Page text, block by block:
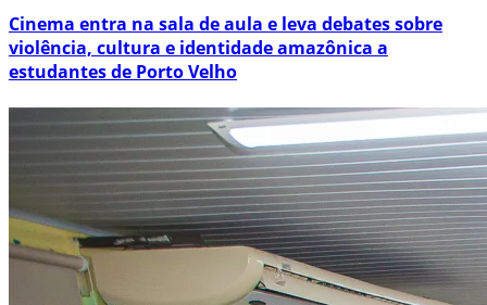
Cinema entra na sala de aula e leva debates sobre
violência, cultura e identidade amazônica a
estudantes de Porto Velho